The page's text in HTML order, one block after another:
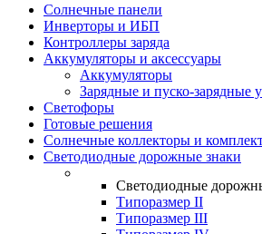
Солнечные панели
Инверторы и ИБП
Контроллеры заряда
Аккумуляторы и аксессуары
Аккумуляторы
Зарядные и пуско-зарядные
Светофоры
Готовые решения
Солнечные коллекторы и
Светодиодные дорожные знаки
Светодиодные
Типоразмер II
Типоразмер III